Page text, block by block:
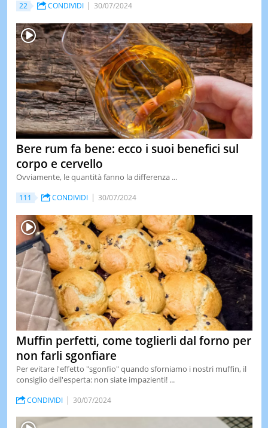
22 CONDIVIDI 30/07/2024
Bere rum fa bene: ecco i suoi benefici sul
corpo e cervello
Ovviamente, le quantità fanno la differenza ...
111 CONDIVIDI 30/07/2024
Muffin perfetti, come toglierli dal forno per
non farli sgonfiare
Per evitare l'effetto "sgonfio" quando sforniamo i nostri muffin, il
consiglio dell'esperta: non siate impazienti! ...
CONDIVIDI 30/07/2024